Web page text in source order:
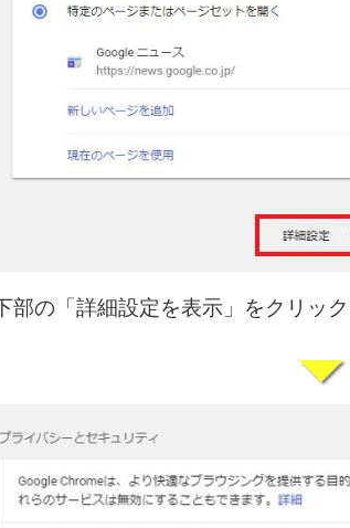
部の「詳細設定を表示」をクリッ